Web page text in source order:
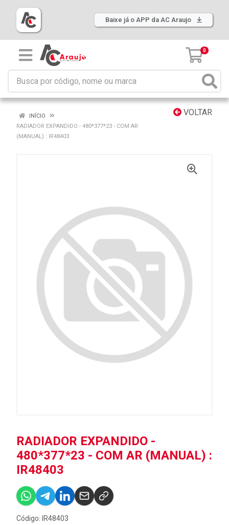
Baixe já o APP da AC Araujo
0
VOLTAR
INÍCIO
RADIADOR EXPANDIDO - 480*377*23 - COM AR
(MANUAL) : IR48403
RADIADOR EXPANDIDO -
480*377*23 - COM AR (MANUAL) :
IR48403
Código: IR48403